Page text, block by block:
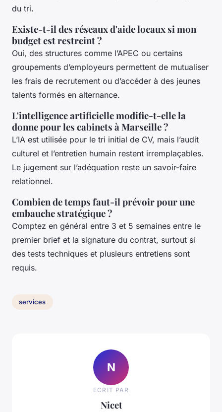
du tri.
Existe-t-il des réseaux d'aide locaux si mon
budget est restreint ?
Oui, des structures comme l’APEC ou certains
groupements d’employeurs permettent de mutualiser
les frais de recrutement ou d’accéder à des jeunes
talents formés en alternance.
L'intelligence artificielle modifie-t-elle la
donne pour les cabinets à Marseille ?
L’IA est utilisée pour le tri initial de CV, mais l’audit
culturel et l’entretien humain restent irremplaçables.
Le jugement sur l’adéquation reste un savoir-faire
relationnel.
Combien de temps faut-il prévoir pour une
embauche stratégique ?
Comptez en général entre 3 et 5 semaines entre le
premier brief et la signature du contrat, surtout si
des tests techniques et plusieurs entretiens sont
requis.
services
N
ECRIT PAR
Nicet